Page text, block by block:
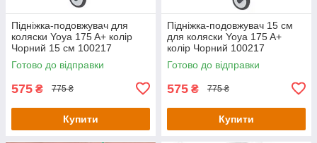
Підніжка-подовжувач для
коляски Yoya 175 A+ колір
Чорний 15 см 100217
Готово до відправки
575 ₴ 775 ₴
Купити
Підніжка-подовжувач 15 см
для коляски Yoya 175 A+
колір Чорний 100217
Готово до відправки
575 ₴ 775 ₴
Купити